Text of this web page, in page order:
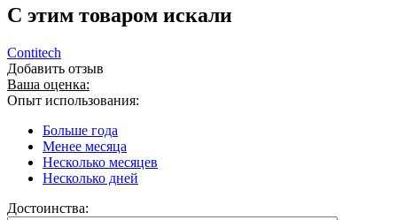
C этим товаром искали
Contitech
Добавить отзыв
Ваша оценка:
Опыт использования:
Больше года
Менее месяца
Несколько месяцев
Несколько дней
Достоинства: